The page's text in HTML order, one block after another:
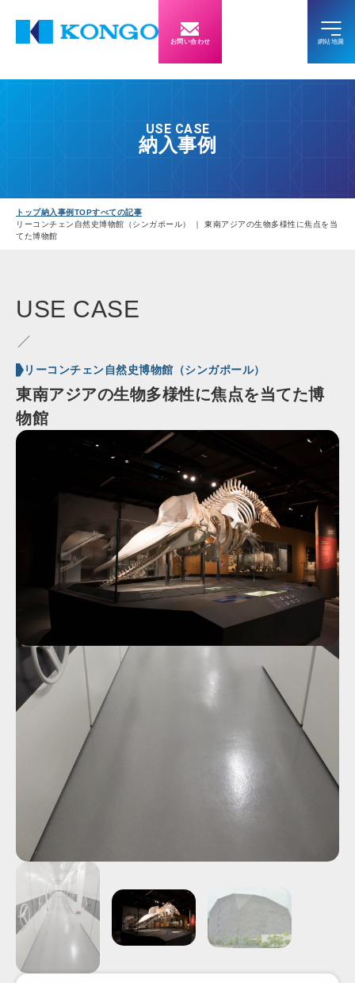
お問い合わせ
USE CASE
納入事例
トップ納入事例TOPすべての記事
リーコンチェン自然史博物館（シンガポール） ｜ 東南アジアの生物多様性に焦点を当
てた博物館
USE CASE
リーコンチェン自然史博物館（シンガポール）
東南アジアの生物多様性に焦点を当てた博
物館